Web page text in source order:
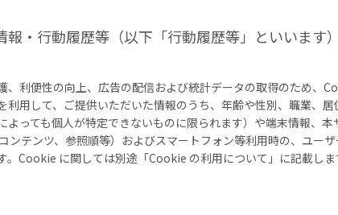
報・行動履歴等（以下「行動履歴等」といいます
利便性の向上、広告の配信および統計データの取得のため、
用して、ご提供いただいた情報のうち、年齢や性別、職業、
よっても個人が特定できないものに限られます）や端末情報、
ンテンツ、参照順等）およびスマートフォン等利用時の、ユー
Cookie に関しては別途「Cookie の利用について」に記載しま